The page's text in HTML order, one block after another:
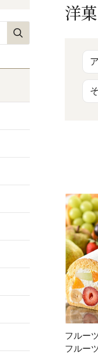
洋
フルー
フルー